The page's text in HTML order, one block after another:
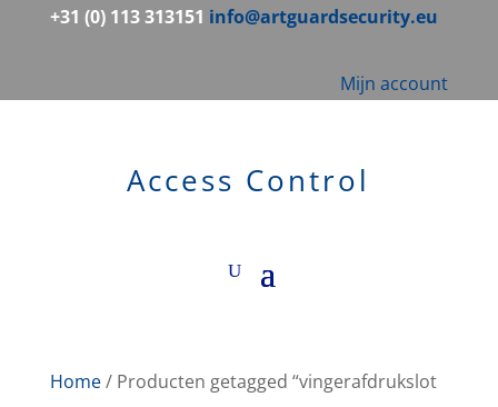
+31 (0) 113 313151 info@artguardsecurity.eu
Mijn account
Access Control
Home/ Producten getagged “vingerafdrukslot